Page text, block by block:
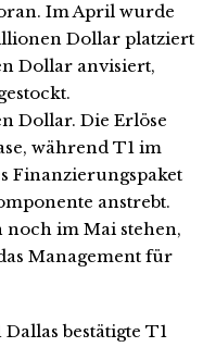
Im April wurde
Dollar platziert
Dollar anvisiert,
Dollar. Die Erlöse
während T1 im
Finanzierungspaket
anstrebt.
im Mai stehen,
Management für
bestätigte T1